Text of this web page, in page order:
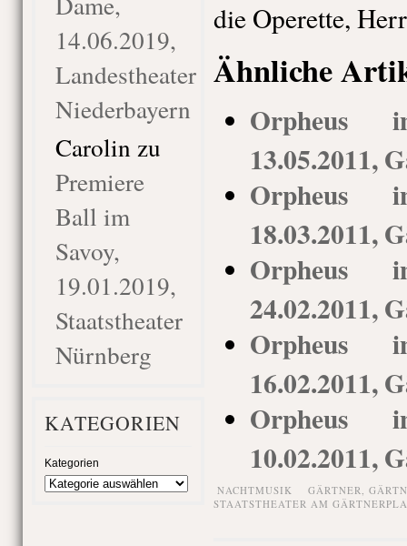
14.06.2019,
Landestheater
Niederbayern
Carolin zu
Premiere
Ball im
Savoy,
19.01.2019,
Staatstheater
Nürnberg
KATEGORIEN
Kategorien
die Operette,
Ähnliche
Orpheus
13.05.2011,
Orpheus
18.03.2011,
Orpheus
24.02.2011,
Orpheus
16.02.2011,
Orpheus
10.02.2011,
NACHTMUSIK GÄRTNER,
STAATSTHEATER AM